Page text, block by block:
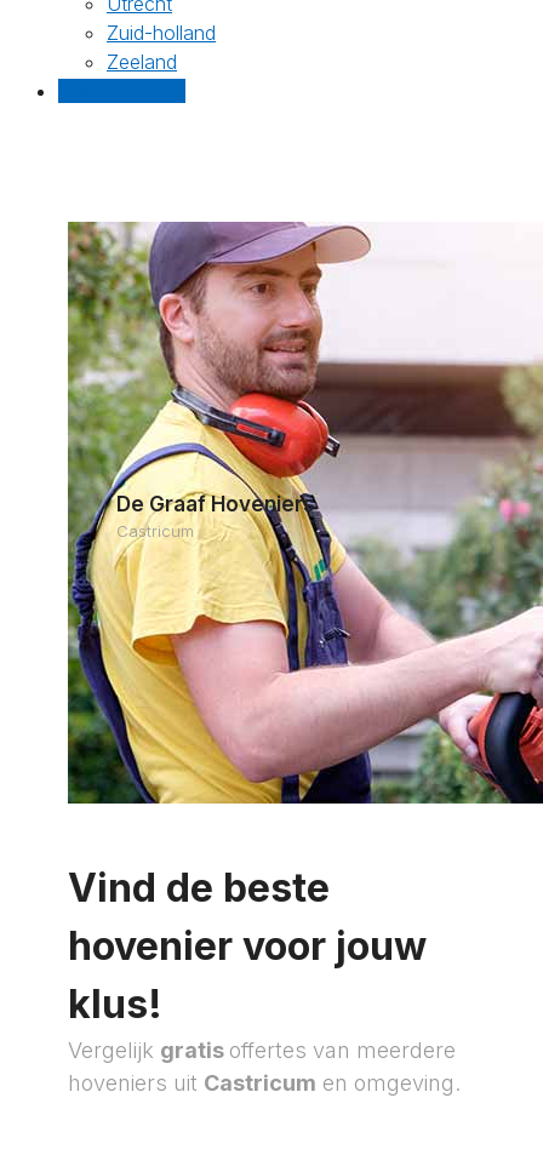
Zuid-holland
Zeeland
De Graaf Hoveniers
Castricum
Vind de beste
hovenier voor jouw
klus!
Vergelijk gratis offertes van meerdere
hoveniers uit Castricum en omgeving.